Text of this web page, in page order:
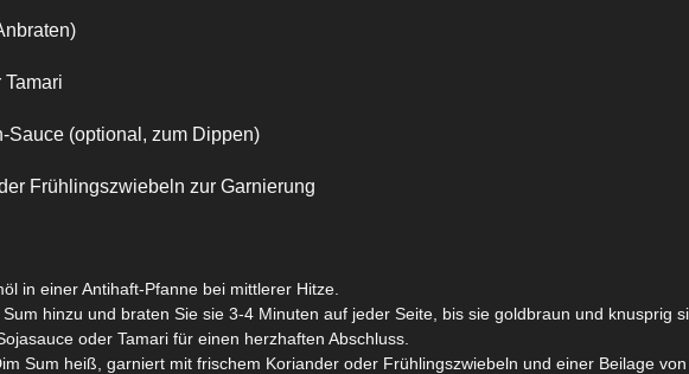
Sauce (optional, zum Dippen)
Frühlingszwiebeln zur Garnierung
in einer Antihaft-Pfanne bei mittlerer Hitze.
hinzu und braten Sie sie 3-4 Minuten auf jeder Seite, bis sie goldbraun und knusprig
oder Tamari für einen herzhaften Abschluss.
Sum heiß, garniert mit frischem Koriander oder Frühlingszwiebeln und einer Beilage